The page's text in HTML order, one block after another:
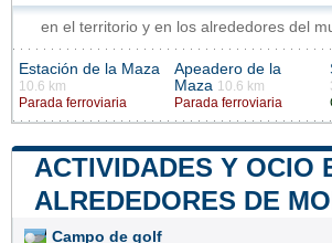
en el territorio y en los alrededores del
Estación de la Maza
10.6 km
Parada ferroviaria
Apeadero de la
Maza 10.6 km
Parada ferroviaria
ACTIVIDADES Y OCIO
ALREDEDORES DE
Campo de golf